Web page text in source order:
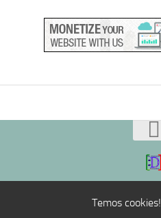
Temos cookies!